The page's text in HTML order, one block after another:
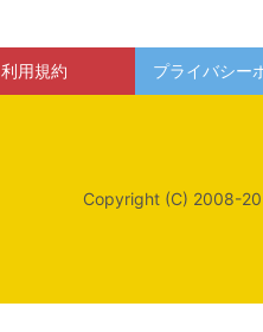
利用規約 プライバシー
Copyright (C) 2008-